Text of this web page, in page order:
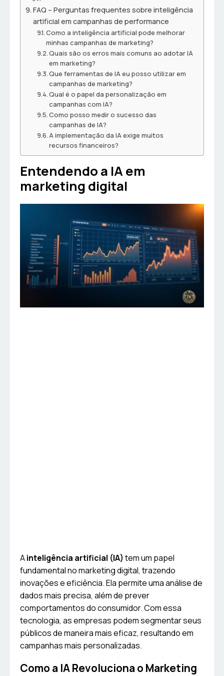
FAQ – Perguntas frequentes sobre inteligência
artificial em campanhas de performance
Como a inteligência artificial pode melhorar
minhas campanhas de marketing?
Quais são os erros mais comuns ao adotar IA
em marketing?
Que ferramentas de IA eu posso utilizar em
campanhas de marketing?
Qual é o papel da personalização em
campanhas com IA?
Como posso medir o sucesso das
campanhas de IA?
A implementação da IA exige muitos
recursos financeiros?
Entendendo a IA em
marketing digital
Ainteligência artificial (IA)tem um papel
fundamental no marketing digital, trazendo
inovações e eficiência. Ela permite uma análise de
dados mais precisa, além de prever
comportamentos do consumidor. Com essa
tecnologia, as empresas podem segmentar seus
públicos de maneira mais eficaz, resultando em
campanhas mais personalizadas.
Como a IA Revoluciona o Marketing